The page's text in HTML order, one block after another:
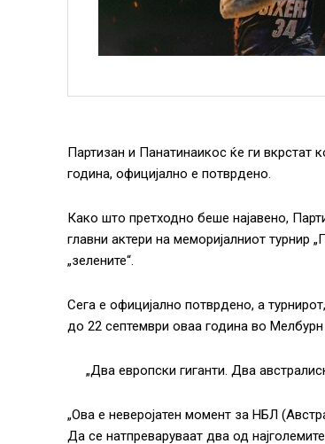
Партизан и Панатинаикос ќе ги вкрстат
година, официјално е потврдено.
Како што претходно беше најавено,
главни актери на меморијалниот турнир
„зелените“.
Сега е официјално потврдено, а
до 22 септември оваа година во Мелбурн
„Два европски гиганти. Два
„Ова е неверојатен момент за НБЛ
Да се натпреваруваат два од